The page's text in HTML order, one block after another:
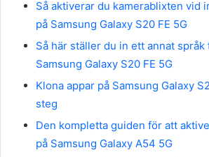
Så aktiverar du kamerablixten vid
på Samsung Galaxy S20 FE 5G
Så här ställer du in ett annat språk
Samsung Galaxy S20 FE 5G
Klona appar på Samsung Galaxy
steg
Den kompletta guiden för att
på Samsung Galaxy A54 5G